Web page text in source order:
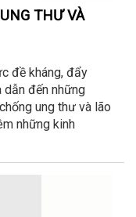
THƯ VÀ
đề kháng, đẩy
dẫn đến những
ung thư và lão
những kinh